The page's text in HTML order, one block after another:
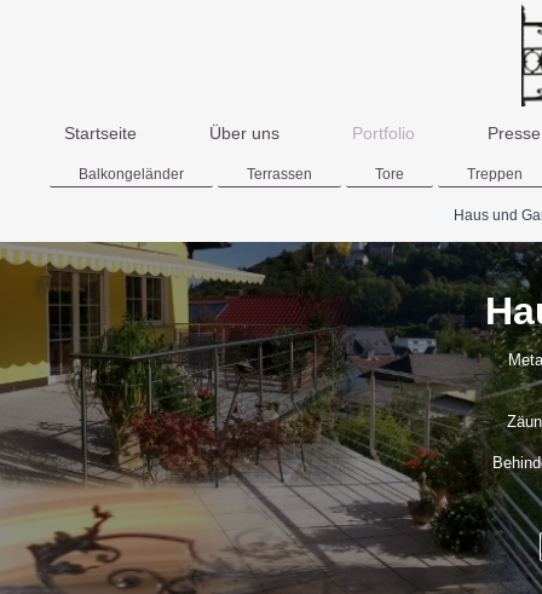
Startseite Über uns Portfolio Presse
Balkongeländer Terrassen Tore Treppen
Haus und